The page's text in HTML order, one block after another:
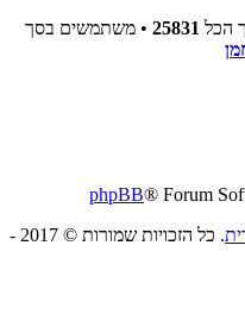
הכל 25831 • משתמשים בסך
phpBB® Forum
. כל הזכויות שמורות © 2017 -